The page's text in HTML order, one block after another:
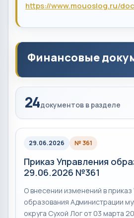
https://www.mouoslog.ru/
Финансовые
24документов в разделе
29.06.2026 № 361
Приказ Управления
29.06.2026 №361
О внесении изменений в
образования Администрации
округа Сухой Лог от 03 марта